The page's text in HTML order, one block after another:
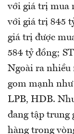
với giá trị mua
với giá trị 845
giá trị được
584 tỷ đồng;
Ngoài ra nhiều
gom mạnh
LPB, HDB.
đang tập trung
hàng trong